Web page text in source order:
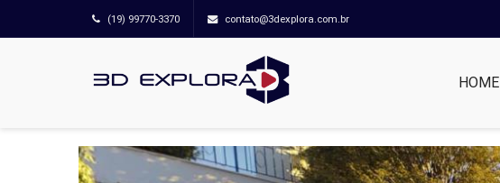
(19) 99770-3370 contato@3dexplora.com.br
HOME